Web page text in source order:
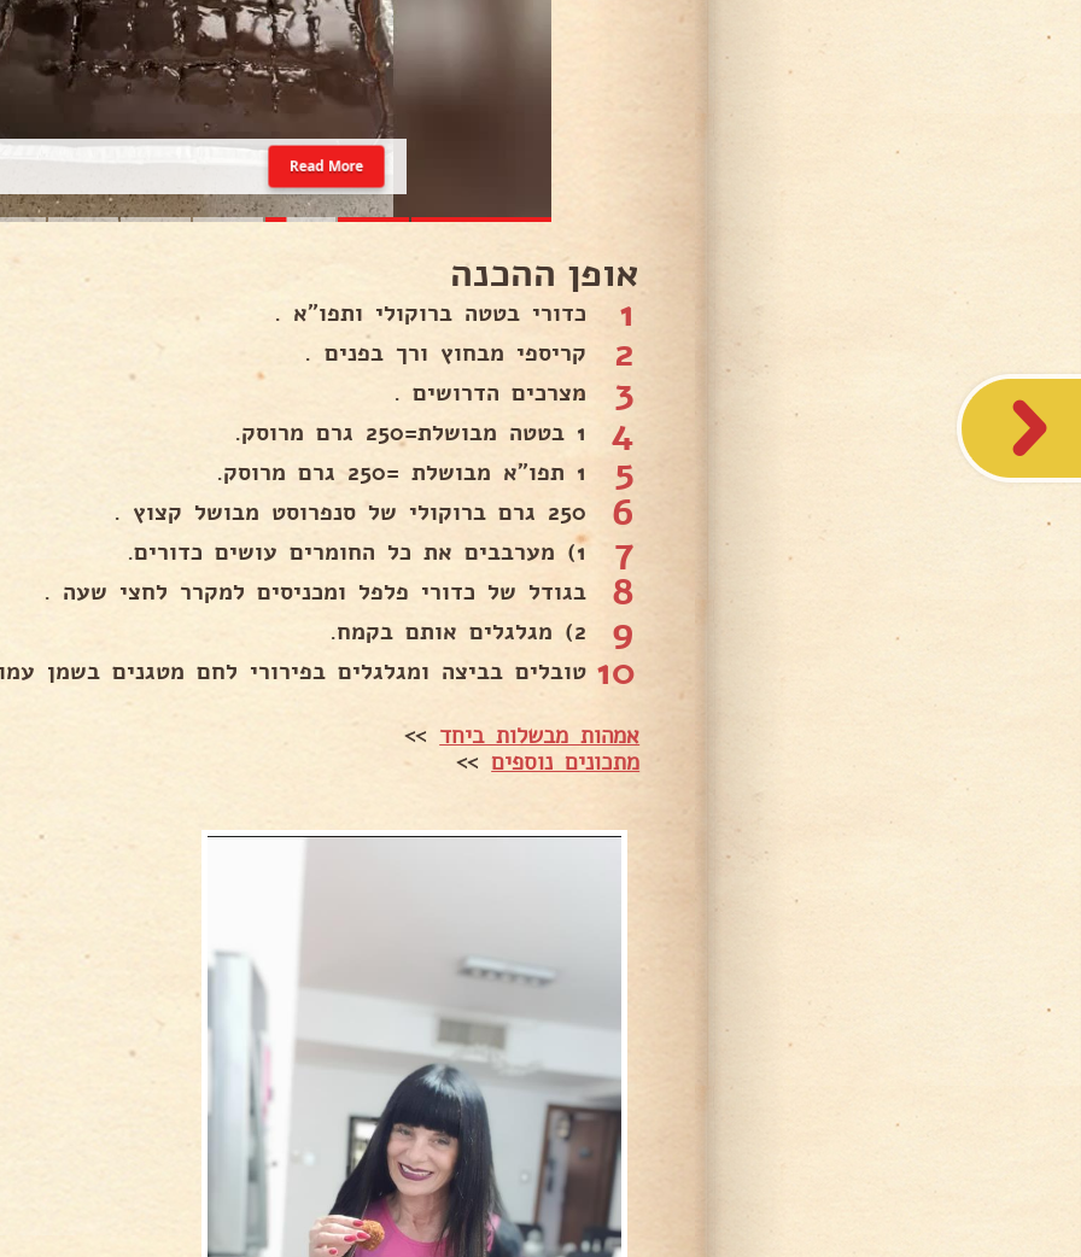
Read More
אופן ההכנה
1 כדורי בטטה ברוקולי ותפו"א .
2 קריספי מבחוץ ורך בפנים .
3 מצרכים הדרושים .
4 1 בטטה מבושלת=250 גרם מרוסק.
5 1 תפו"א מבושלת =250 גרם מרוסק.
6 250 גרם ברוקולי של סנפרוסט מבושל קצוץ .
7 1) מערבבים את כל החומרים עושים כדורים.
8 בגודל של כדורי פלפל ומכניסים למקרר לחצי שעה .
9 2) מגלגלים אותם בקמח.
10 טובלים בביצה ומגלגלים בפירורי לחם מטגנים בשמן
אמהות מבשלות ביחד >>
מתכונים נוספים>>